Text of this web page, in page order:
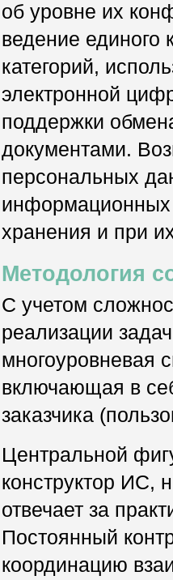
об уровне их
ведение единого
категорий,
электронной
поддержки
документами.
персональных
информационных
хранения и при
Методология
С учетом
реализации
многоуровневая
включающая в
заказчика
Центральной
конструктор ИС,
отвечает за
Постоянный
координацию